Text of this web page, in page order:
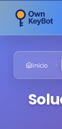
Inicio